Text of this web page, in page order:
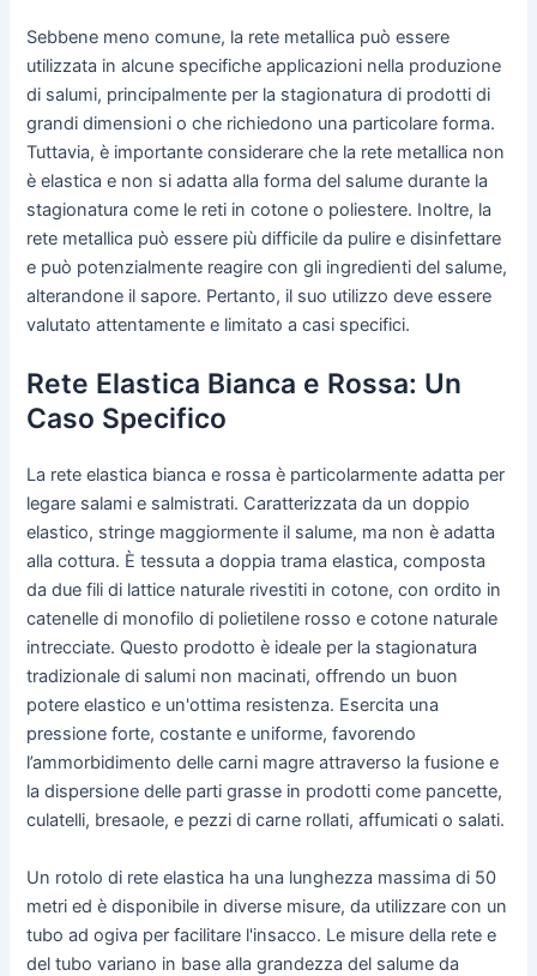
Sebbene meno comune, la rete metallica può essere
utilizzata in alcune specifiche applicazioni nella produzione
di salumi, principalmente per la stagionatura di prodotti di
grandi dimensioni o che richiedono una particolare forma.
Tuttavia, è importante considerare che la rete metallica non
è elastica e non si adatta alla forma del salume durante la
stagionatura come le reti in cotone o poliestere. Inoltre, la
rete metallica può essere più difficile da pulire e disinfettare
e può potenzialmente reagire con gli ingredienti del salume,
alterandone il sapore. Pertanto, il suo utilizzo deve essere
valutato attentamente e limitato a casi specifici.
Rete Elastica Bianca e Rossa: Un
Caso Specifico
La rete elastica bianca e rossa è particolarmente adatta per
legare salami e salmistrati. Caratterizzata da un doppio
elastico, stringe maggiormente il salume, ma non è adatta
alla cottura. È tessuta a doppia trama elastica, composta
da due fili di lattice naturale rivestiti in cotone, con ordito in
catenelle di monofilo di polietilene rosso e cotone naturale
intrecciate. Questo prodotto è ideale per la stagionatura
tradizionale di salumi non macinati, offrendo un buon
potere elastico e un'ottima resistenza. Esercita una
pressione forte, costante e uniforme, favorendo
l’ammorbidimento delle carni magre attraverso la fusione e
la dispersione delle parti grasse in prodotti come pancette,
culatelli, bresaole, e pezzi di carne rollati, affumicati o salati.
Un rotolo di rete elastica ha una lunghezza massima di 50
metri ed è disponibile in diverse misure, da utilizzare con un
tubo ad ogiva per facilitare l'insacco. Le misure della rete e
del tubo variano in base alla grandezza del salume da